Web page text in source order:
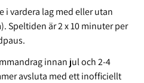
i vardera lag med eller utan
Speltiden är 2 x 10 minuter per
innan jul och 2-4
avsluta med ett inofficiellt